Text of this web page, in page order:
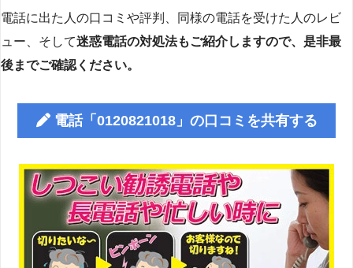
電話に出た人の口コミや評判、同様の電話を受けた人のレビ
ュー、そして迷惑電話の対処法もご紹介しますので、是非最
後までご確認ください。
電話「0120821018」の口コミを共有する